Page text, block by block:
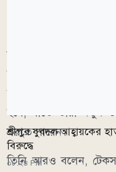
হবে, যাতে তারা নতুন
করতে পারেন।
তিনি আরও বলেন,
শ্রীপুর যুবদল আহ্বায়কের
বিরুদ্ধে
০৮:২৪ PM